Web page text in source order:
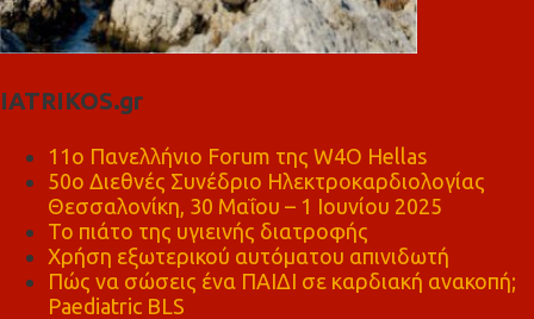
IATRIKOS.gr
11ο Πανελλήνιο Forum της W4O Hellas
50ο Διεθνές Συνέδριο Ηλεκτροκαρδιολογίας
Θεσσαλονίκη, 30 Μαΐου – 1 Ιουνίου 2025
Το πιάτο της υγιεινής διατροφής
Χρήση εξωτερικού αυτόματου απινιδωτή
Πώς να σώσεις ένα ΠΑΙΔΙ σε καρδιακή ανακοπή;
Paediatric BLS